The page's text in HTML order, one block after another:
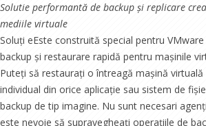
Solutie performantă de backup și replicare
mediile virtuale
Soluți eEste construită special pentru
backup și restaurare rapidă pentru mașinile
Puteți să restaurați o întreagă mașină
individual din orice aplicație sau sistem de
backup de tip imagine. Nu sunt necesari
este nevoie să supravegheați operațiile de